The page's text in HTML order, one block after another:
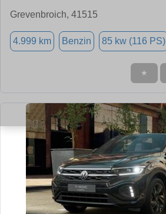
Grevenbroich, 41515
4.999 km Benzin 85 kw (116 PS)
★